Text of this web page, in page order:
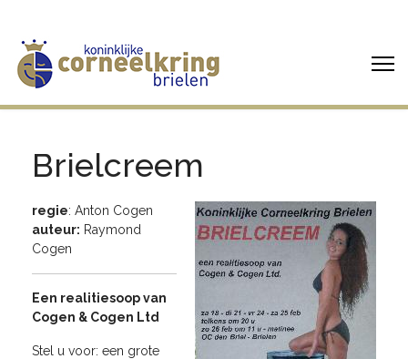
Brielcreem
regie: Anton Cogen
auteur: Raymond
Cogen
Een realitiesoop van
Cogen & Cogen Ltd
Stel u voor: een grote